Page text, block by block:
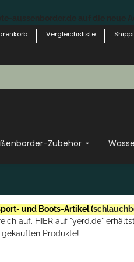
Vergleichsliste
Zubehör
und Boots-Artikel (
auf. HIER auf "yerd.de"
gekauften Produkte!